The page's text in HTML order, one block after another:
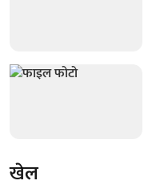
खेल